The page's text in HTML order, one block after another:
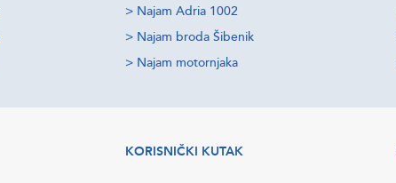
> Najam Adria 1002
> Najam broda Šibenik
> Najam motornjaka
KORISNIČKI KUTAK